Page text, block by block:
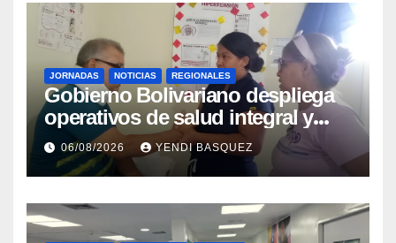
JORNADAS NOTICIAS REGIONALES
Gobierno Bolivariano despliega
operativos de salud integral y
protección social en los
municipios Sucre y Mario
Briceño Iragorry del estado
Aragua
06/08/2026 YENDI BASQUEZ